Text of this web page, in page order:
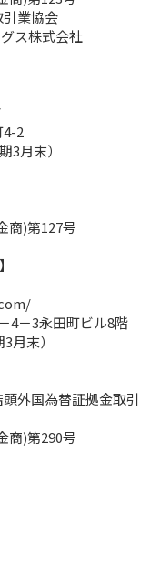
業協会
ス株式会社
4-2
3月末）
商)第127号
4－3永田町ビル8階
月末）
外国為替証拠金取引
商)第290号